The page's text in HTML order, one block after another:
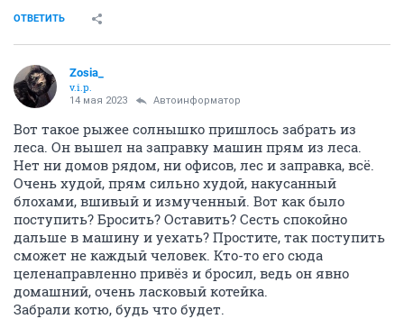
ОТВЕТИТЬ
Zosia_
v.i.p.
14 мая 2023 Автоинформатор
Вот такое рыжее солнышко пришлось забрать из
леса. Он вышел на заправку машин прям из леса.
Нет ни домов рядом, ни офисов, лес и заправка, всё.
Очень худой, прям сильно худой, накусанный
блохами, вшивый и измученный. Вот как было
поступить? Бросить? Оставить? Сесть спокойно
дальше в машину и уехать? Простите, так поступить
сможет не каждый человек. Кто-то его сюда
целенаправленно привёз и бросил, ведь он явно
домашний, очень ласковый котейка.
Забрали котю, будь что будет.